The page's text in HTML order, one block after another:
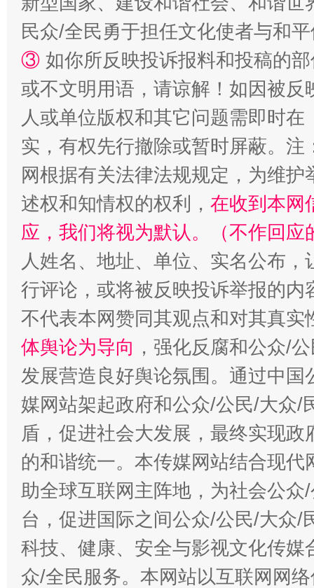
扯下公款旅游的“隐身衣” 如何以
民众/全民勇于担任文化使者与和
③ 如你所反映投诉报料和投稿的
或不文明用语，请谅解！如因被
人或单位版权和其它问题需即时在
实，有权先行撤除或暂时屏蔽。
网根据有关法律法规规定，为维
述权和知情权的权利， 在收到本网
应，我们将视为默认。（不作回应
人姓名、地址、单位、实名公布
行评论，或将被反映投诉举报的
不代表本网赞同其观点和对其真实
体舆论为导向 ，强化反腐和公众/
发展营造良好舆论氛围。通过中
媒网站架起政府和公众/公民/大众/
盾，促进社会大发展，最终实现
的和谐统一。本传媒网站结合现
助全球互联网主阵地，为社会公
台，促进国际之间公众/公民/大众/
科技、健康、安全与影视文化传
众/全民服务。本网站以互联网网